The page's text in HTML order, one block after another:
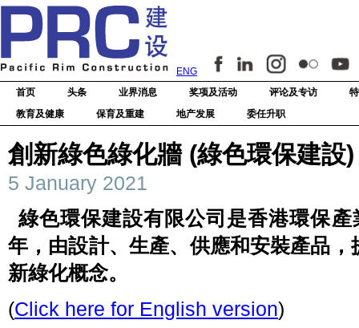
ENG
首页
头条 业界消息 奖项及活动 评论及专访
教育及健康
保育及重建 地产发展 委任升职
創新綠色綠化牆 (綠色環保建設)
5 January 2021
綠色環保建設有限公司是香港環保
年，由設計、生產、供應和安裝產品
新綠化概念。
(Click here for English version)